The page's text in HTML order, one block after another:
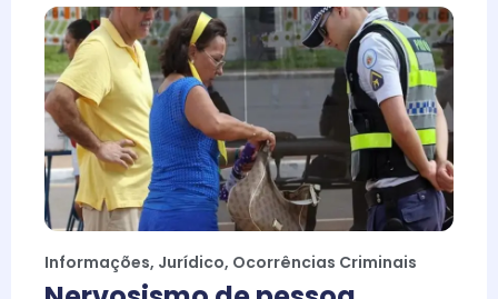
Informações, Jurídico, Ocorrências Criminais